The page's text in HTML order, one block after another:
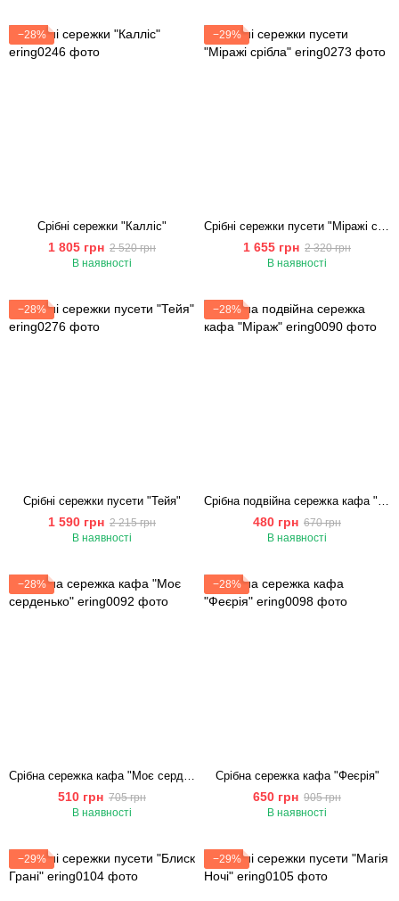
−28%
Срібні сережки "Калліс"
1 805 грн 2 520 грн
В наявності
−29%
Срібні сережки пусети "Міражі срібла"
1 655 грн 2 320 грн
В наявності
−28%
Срібні сережки пусети "Тейя"
1 590 грн 2 215 грн
В наявності
−28%
Срібна подвійна сережка кафа "Міраж"
480 грн 670 грн
В наявності
−28%
Срібна сережка кафа "Моє серденько"
510 грн 705 грн
В наявності
−28%
Срібна сережка кафа "Феєрія"
650 грн 905 грн
В наявності
−29% −29%